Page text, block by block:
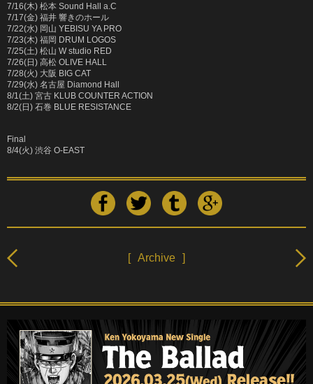
7/16(木) 松本 Sound Hall a.C
7/17(金) 福井 響きのホール
7/22(水) 岡山 YEBISU YA PRO
7/23(木) 福岡 DRUM LOGOS
7/25(土) 松山 W studio RED
7/26(日) 高松 OLIVE HALL
7/28(火) 大阪 BIG CAT
7/29(水) 名古屋 Diamond Hall
8/1(土) 宮古 KLUB COUNTER ACTION
8/2(日) 石巻 BLUE RESISTANCE
Final
8/4(火) 渋谷 O-EAST
[ Archive ]